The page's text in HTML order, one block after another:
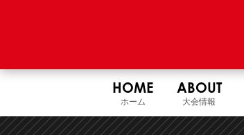
HOME
ホーム
ABOUT
大会情報